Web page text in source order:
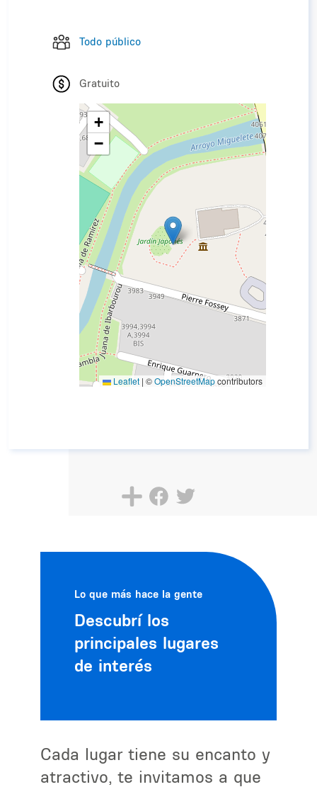
Todo público
Gratuito
+
−
Leaflet | ©OpenStreetMapcontributors
Lo que más hace la gente
Descubrí los
principales lugares
de interés
Cada lugar tiene su encanto y
atractivo, te invitamos a que